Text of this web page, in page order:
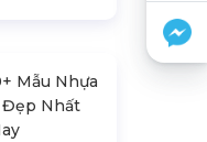
Mẫu Nhựa
Đẹp Nhất